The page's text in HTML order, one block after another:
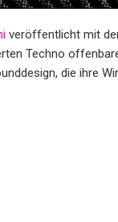
veröffentlicht mit
Techno
die ihre